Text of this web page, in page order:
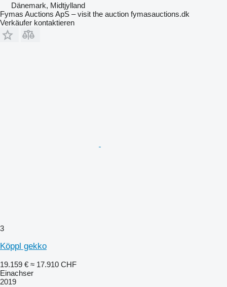
Dänemark, Midtjylland
Fymas Auctions ApS – visit the auction fymasauctions.dk
Verkäufer kontaktieren
3
Köppl gekko
19.159 € ≈ 17.910 CHF
Einachser
2019